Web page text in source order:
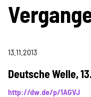
13.11.2013
Deutsche Welle,
http://dw.de/p/1AGVJ